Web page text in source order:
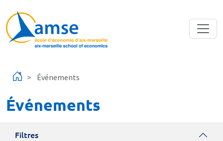
Événements
Événements
Filtres